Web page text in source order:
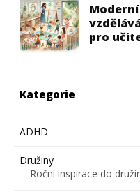
pro
Kategorie
ADHD
Družiny
Roční inspirace do